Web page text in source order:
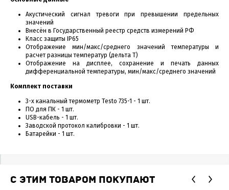
Акустический сигнал тревоги при превышении предельных
значений
Внесён в Государственный реестр средств измерений РФ
Класс защиты IP65
Отображение мин/макс/среднего значений температуры и
расчет разницы температур (дельта Т)
Отображение на дисплее, сохранение и печать данных
дифференциальной температуры, мин/макс/среднего значений
Комплект поставки
3-х канальный термометр Testo 735-1 - 1 шт.
ПО для ПК - 1 шт.
USB-кабель - 1 шт.
Заводской протокол калибровки - 1 шт.
Батарейки - 1 шт.
С ЭТИМ ТОВАРОМ ПОКУПАЮТ